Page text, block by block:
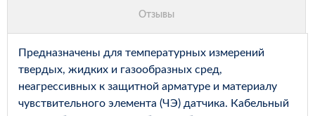
Предназначены для температурных измерений
твердых, жидких и газообразных сред,
неагрессивных к защитной арматуре и материалу
чувствительного элемента (ЧЭ) датчика. Кабельный